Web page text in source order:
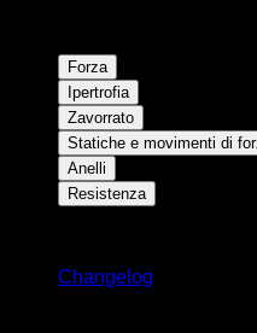
Forza
Ipertrofia
Zavorrato
Statiche e movimenti di
Anelli
Resistenza
Changelog